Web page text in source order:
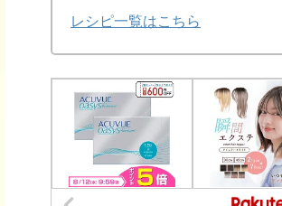
レシピ一覧はこちら